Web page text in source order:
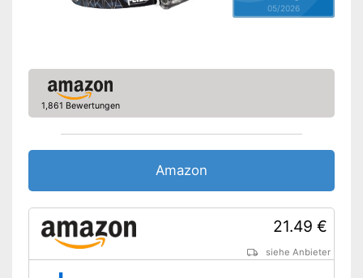
Aufbewahrungstasche
Mit LED-Lampe
Amazon Lieferzeit
05/2026
1,861 Bewertungen
Amazon
21.49 €
siehe Anbieter